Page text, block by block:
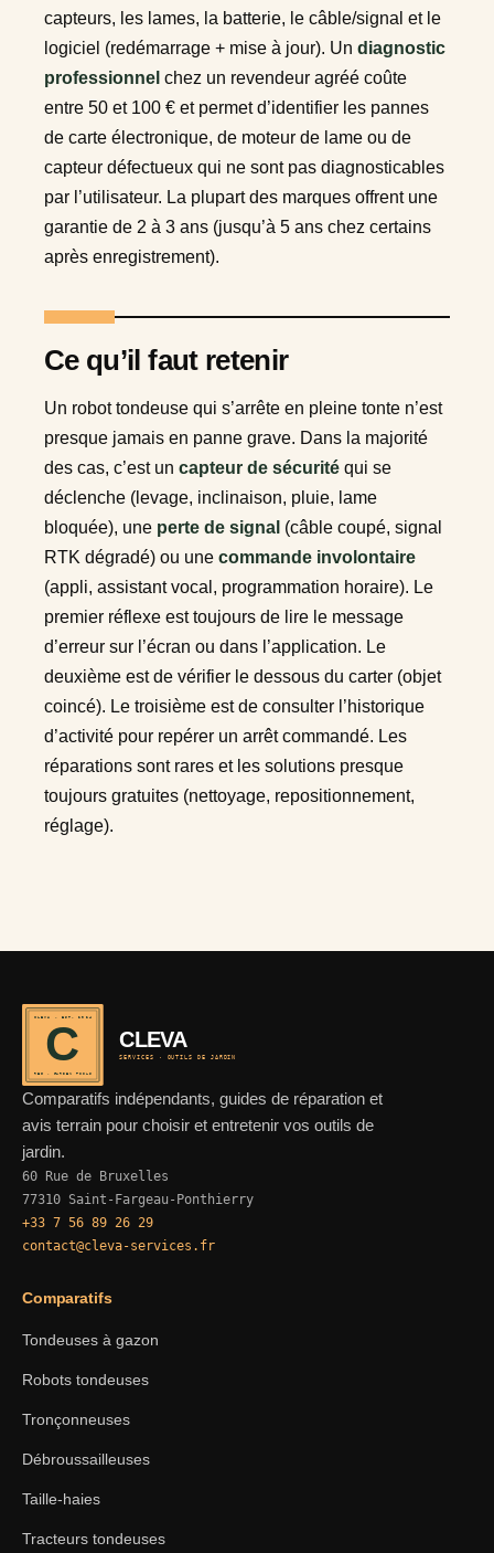
capteurs, les lames, la batterie, le câble/signal et le
logiciel (redémarrage + mise à jour). Un diagnostic
professionnel chez un revendeur agréé coûte
entre 50 et 100 € et permet d’identifier les pannes
de carte électronique, de moteur de lame ou de
capteur défectueux qui ne sont pas diagnosticables
par l’utilisateur. La plupart des marques offrent une
garantie de 2 à 3 ans (jusqu’à 5 ans chez certains
après enregistrement).
Ce qu’il faut retenir
Un robot tondeuse qui s’arrête en pleine tonte n’est
presque jamais en panne grave. Dans la majorité
des cas, c’est un capteur de sécurité qui se
déclenche (levage, inclinaison, pluie, lame
bloquée), une perte de signal (câble coupé, signal
RTK dégradé) ou une commande involontaire
(appli, assistant vocal, programmation horaire). Le
premier réflexe est toujours de lire le message
d’erreur sur l’écran ou dans l’application. Le
deuxième est de vérifier le dessous du carter (objet
coincé). Le troisième est de consulter l’historique
d’activité pour repérer un arrêt commandé. Les
réparations sont rares et les solutions presque
toujours gratuites (nettoyage, repositionnement,
réglage).
C
CLEVA · EST. 2024
REF · GARDEN TOOLS
CLEVA
SERVICES · OUTILS DE JARDIN
Comparatifs indépendants, guides de réparation et
avis terrain pour choisir et entretenir vos outils de
jardin.
60 Rue de Bruxelles
77310 Saint-Fargeau-Ponthierry
+33 7 56 89 26 29
contact@cleva-services.fr
Comparatifs
Tondeuses à gazon
Robots tondeuses
Tronçonneuses
Débroussailleuses
Taille-haies
Tracteurs tondeuses